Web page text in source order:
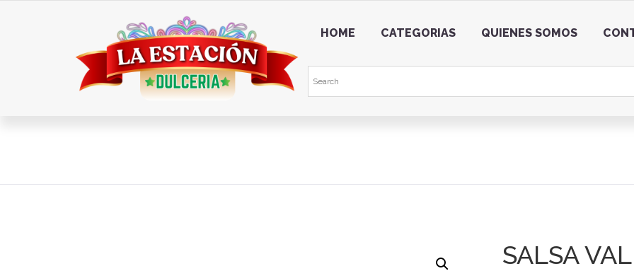
HOME CATEGORIAS QUIENES SOMOS
SALSA